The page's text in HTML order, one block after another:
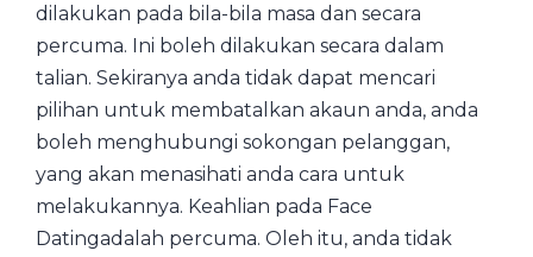
dilakukan pada bila-bila masa dan secara
percuma. Ini boleh dilakukan secara dalam
talian. Sekiranya anda tidak dapat mencari
pilihan untuk membatalkan akaun anda, anda
boleh menghubungi sokongan pelanggan,
yang akan menasihati anda cara untuk
melakukannya. Keahlian pada Face
Datingadalah percuma. Oleh itu, anda tidak